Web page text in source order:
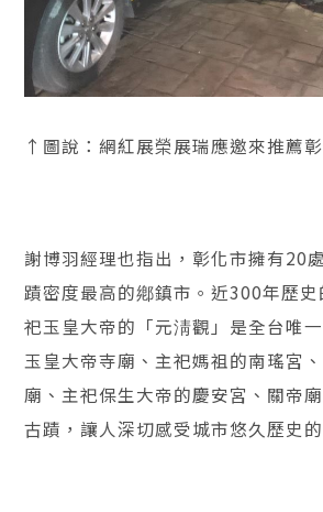
↑圖說：網紅展榮展瑞應邀來推薦
謝博羽經理也指出，彰化市擁有20
蹟密度最高的鄕鎮市。近300年歷
祀玉皇大帝的「元淸觀」是全台唯
玉皇大帝寺廟、主祀媽祖的南瑤宮
廟、主祀保生大帝的慶安宮、關帝
古蹟，讓人深切感受城市悠久歷史的